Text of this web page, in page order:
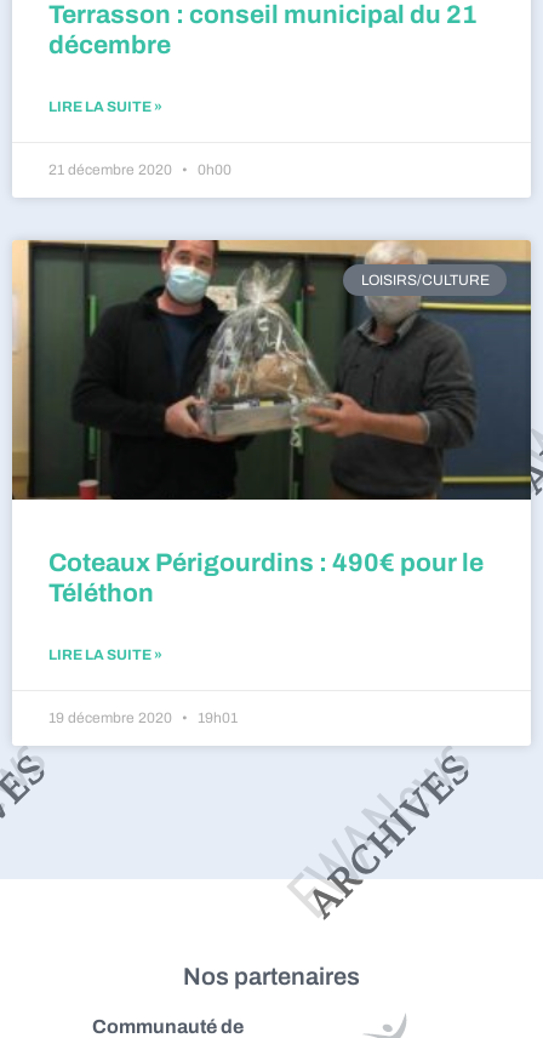
Terrasson : conseil municipal du 21
décembre
LIRE LA SUITE »
21 décembre 2020 0h00
LOISIRS/CULTURE
Coteaux Périgourdins : 490€ pour le
Téléthon
LIRE LA SUITE »
19 décembre 2020 19h01
Nos partenaires
Communauté de